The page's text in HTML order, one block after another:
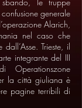
generale
Alarich,
nel caso che
Trieste, il
integrante del III
la città giuliana è
pagine terribili di